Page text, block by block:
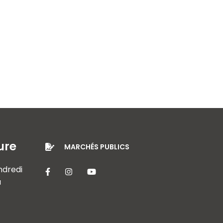
MARCHÉS PUBLICS
Lien vers le compte Facebook
Lien vers le compte Instagram
Lien vers la chaîne Youtube